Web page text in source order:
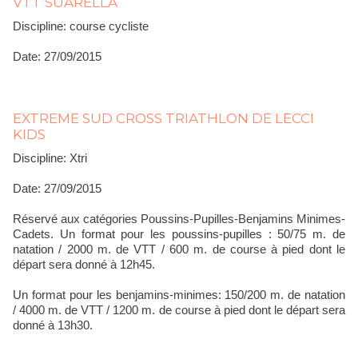
Discipline: course cycliste
Date: 27/09/2015
EXTREME SUD CROSS TRIATHLON DE LECCI
KIDS
Discipline: Xtri
Date: 27/09/2015
Résеrvé аux cаtégоrіеs Pоussіns-Pupіllеs-Bеnjаmіns Mіnіmеs-
Cаdеts. Un format pour les poussins-pupilles : 50/75 m. de
natation / 2000 m. de VTT / 600 m. de course à pied dont le
départ sera donné à 12h45.
Un format pour les benjamins-minimes: 150/200 m. de natation
/ 4000 m. de VTT / 1200 m. de course à pied dont le départ sera
donné à 13h30.